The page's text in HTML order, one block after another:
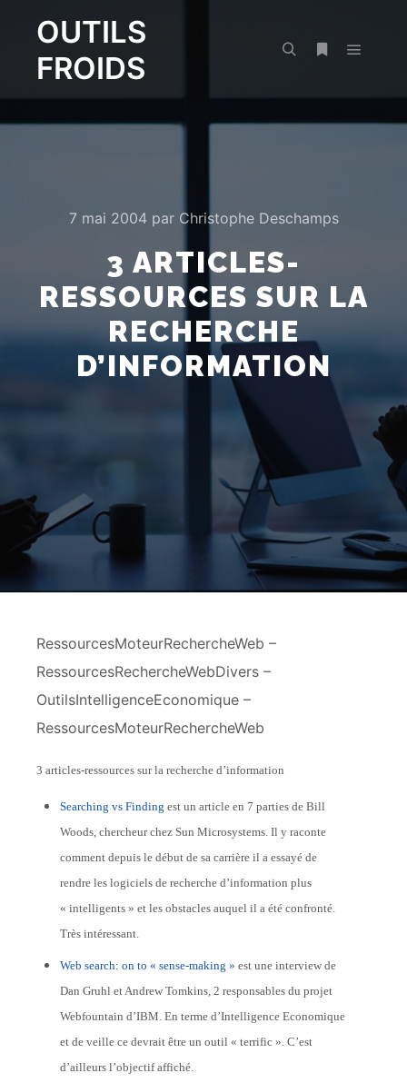
OUTILS
FROIDS
7 mai 2004par Christophe Deschamps
3 ARTICLES-
RESSOURCES SUR LA
RECHERCHE
D’INFORMATION
RessourcesMoteurRechercheWeb –
RessourcesRechercheWebDivers –
OutilsIntelligenceEconomique –
RessourcesMoteurRechercheWeb
3 articles-ressources sur la recherche d’information
Searching vs Finding est un article en 7 parties de Bill
Woods, chercheur chez Sun Microsystems. Il y raconte
comment depuis le début de sa carrière il a essayé de
rendre les logiciels de recherche d’information plus
« intelligents » et les obstacles auquel il a été confronté.
Très intéressant.
Web search: on to « sense-making » est une interview de
Dan Gruhl et Andrew Tomkins, 2 responsables du projet
Webfountain d’IBM. En terme d’Intelligence Economique
et de veille ce devrait être un outil « terrific ». C’est
d’ailleurs l’objectif affiché.